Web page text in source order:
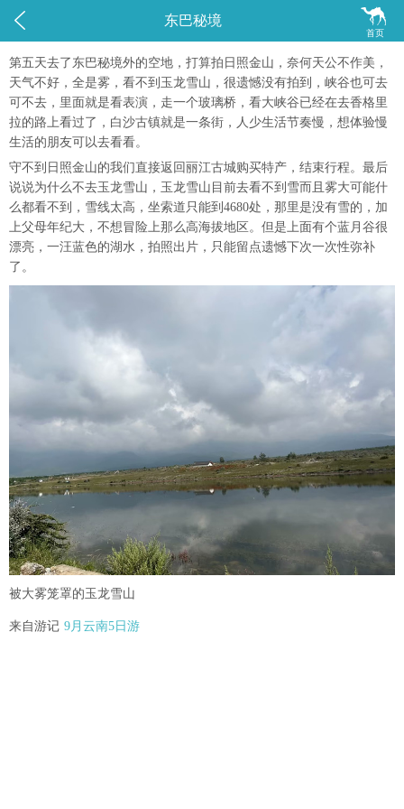
 
首页
东巴秘境
第五天去了东巴秘境外的空地，打算拍日照金山，奈何天公不作美，
天气不好，全是雾，看不到玉龙雪山，很遗憾没有拍到，峡谷也可去
可不去，里面就是看表演，走一个玻璃桥，看大峡谷已经在去香格里
拉的路上看过了，白沙古镇就是一条街，人少生活节奏慢，想体验慢
生活的朋友可以去看看。
守不到日照金山的我们直接返回丽江古城购买特产，结束行程。最后
说说为什么不去玉龙雪山，玉龙雪山目前去看不到雪而且雾大可能什
么都看不到，雪线太高，坐索道只能到4680处，那里是没有雪的，加
上父母年纪大，不想冒险上那么高海拔地区。但是上面有个蓝月谷很
漂亮，一汪蓝色的湖水，拍照出片，只能留点遗憾下次一次性弥补
了。
被大雾笼罩的玉龙雪山
来自游记 9月云南5日游